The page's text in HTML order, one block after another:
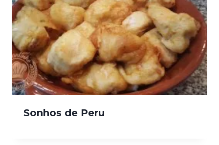
Sonhos de Peru